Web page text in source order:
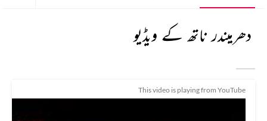
دھرمیندر ناتھ کے ویڈیو
This video is playing from YouTube